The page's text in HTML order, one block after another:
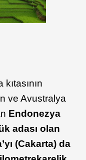
ve Avustralya
Endonezya
adası olan
(Cakarta) da